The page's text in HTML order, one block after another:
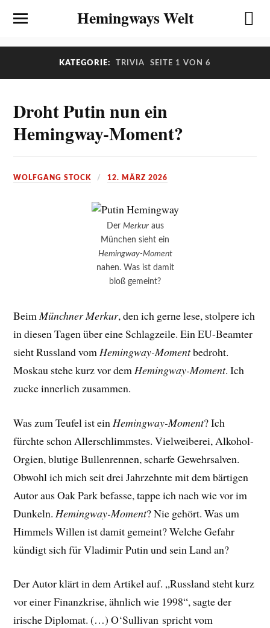
Hemingways Welt
KATEGORIE: TRIVIA SEITE 1 VON 6
Droht Putin nun ein
Hemingway-Moment?
WOLFGANG STOCK 12. MÄRZ 2026
Der Merkuraus
München sieht ein
Hemingway-Moment
nahen. Was ist damit
bloß gemeint?
BeimMünchner Merkur, den ich gerne lese, stolpere ich
in diesen Tagen über eine Schlagzeile. Ein EU-Beamter
sieht Russland vomHemingway-Momentbedroht.
Moskau stehe kurz vor demHemingway-Moment. Ich
zucke innerlich zusammen.
Was zum Teufel ist ein Hemingway-Moment? Ich
fürchte schon Allerschlimmstes. Vielweiberei, Alkohol-
Orgien, blutige Bullenrennen, scharfe Gewehrsalven.
Obwohl ich mich seit drei Jahrzehnte mit dem bärtigen
Autor aus Oak Park befasse, tappe ich nach wie vor im
Dunkeln. Hemingway-Moment? Nie gehört. Was um
Himmels Willen ist damit gemeint? Welche Gefahr
kündigt sich für Vladimir Putin und sein Land an?
Der Autor klärt in dem Artikel auf. „Russland steht kurz
vor einer Finanzkrise, ähnlich wie 1998“, sagte der
irische Diplomat. (…) O‘Sullivan spricht vom